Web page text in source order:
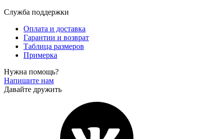
Служба поддержки
Оплата и доставка
Гарантии и возврат
Таблица размеров
Примерка
Нужна помощь?
Напишите нам
Давайте дружить